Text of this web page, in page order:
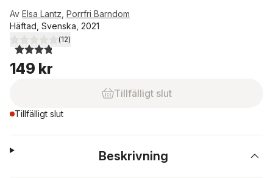
Av Elsa Lantz Porrfri Barndom
Häftad, Svenska, 2021
3,8utav 5 stjärnor. Totalt antal röster:
(12)
149 kr
Tillfälligt slut
Tillfälligt slut
Beskrivning